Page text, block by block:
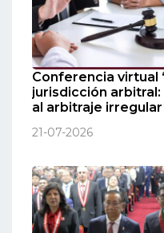
Conferencia virtual
jurisdicción
al arbitraje
21-07-2026